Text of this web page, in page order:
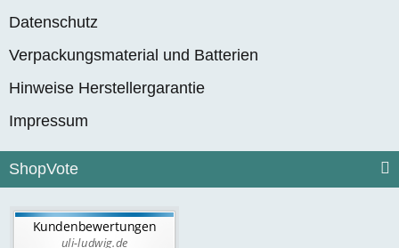
Datenschutz
Verpackungsmaterial und Batterien
Hinweise Herstellergarantie
Impressum
ShopVote